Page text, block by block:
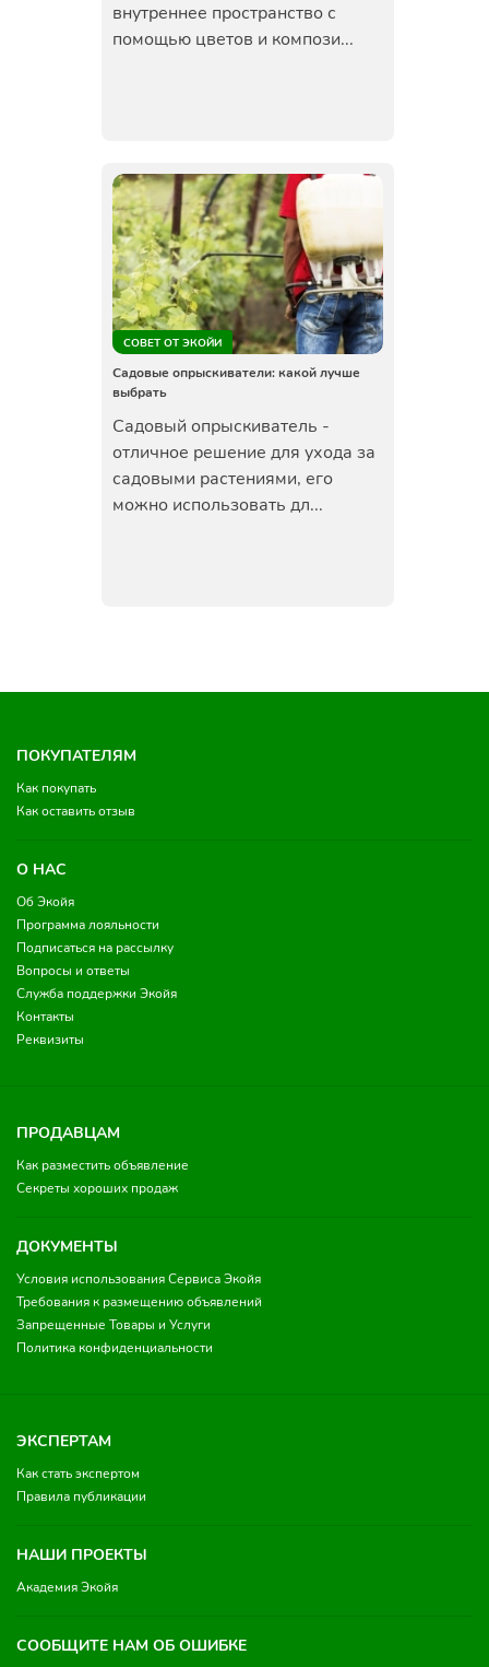
внутреннее пространство с
помощью цветов и компози...
СОВЕТ ОТ ЭКОЙИ
Садовые опрыскиватели: какой лучше
выбрать
Садовый опрыскиватель -
отличное решение для ухода за
садовыми растениями, его
можно использовать дл...
ПОКУПАТЕЛЯМ
Как покупать
Как оставить отзыв
О НАС
Об Экойя
Программа лояльности
Подписаться на рассылку
Вопросы и ответы
Служба поддержки Экойя
Контакты
Реквизиты
ПРОДАВЦАМ
Как разместить объявление
Секреты хороших продаж
ДОКУМЕНТЫ
Условия использования Сервиса Экойя
Требования к размещению объявлений
Запрещенные Товары и Услуги
Политика конфиденциальности
ЭКСПЕРТАМ
Как стать экспертом
Правила публикации
НАШИ ПРОЕКТЫ
Академия Экойя
СООБЩИТЕ НАМ ОБ ОШИБКЕ